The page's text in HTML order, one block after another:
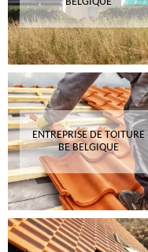
ENTREPRISE DE TOITURE
BE BELGIQUE